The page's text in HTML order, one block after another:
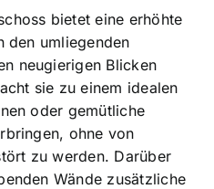
bietet eine erhöhte
den umliegenden
neugierigen Blicken
sie zu einem idealen
oder gemütliche
ohne von
zu werden. Darüber
Wände zusätzliche